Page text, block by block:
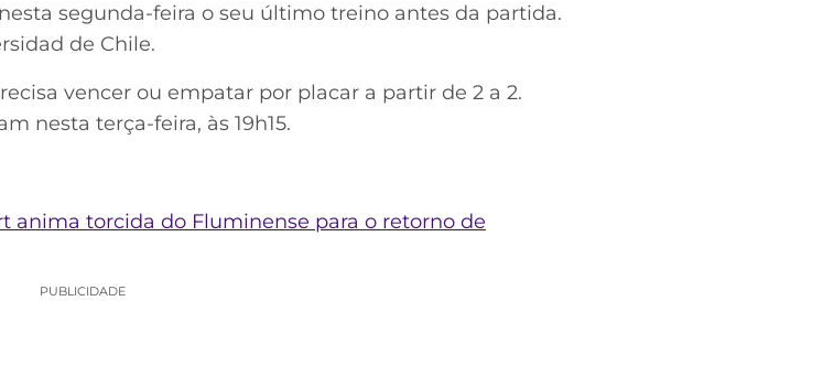
segunda-feira o seu último treino antes da partida.
de Chile.
vencer ou empatar por placar a partir de 2 a 2.
nesta terça-feira, às 19h15.
anima torcida do Fluminense para o retorno de
PUBLICIDADE